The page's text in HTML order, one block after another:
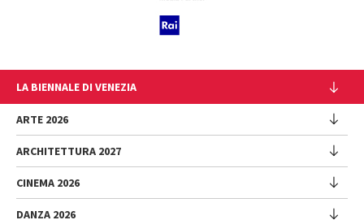
LA BIENNALE DI VENEZIA
L'Istituzione
Cariche istituzionali
Storia
Luoghi
Sponsorship
ARTE 2026
Esposizione
Intervento di Pietrangelo Buttafuoco
ARCHITETTURA 2027
Mostra
CINEMA 2026
DANZA 2026